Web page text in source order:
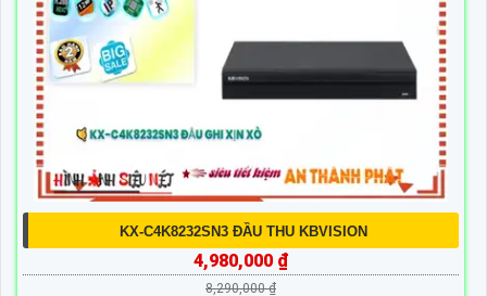
KX-C4K8232SN3 ĐẦU THU KBVISION
4,980,000 ₫
8,290,000 ₫